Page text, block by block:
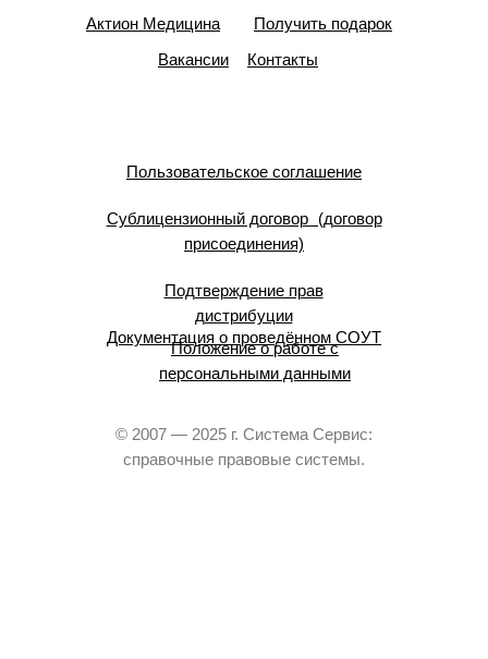
Актион Медицина
Получить подарок
Вакансии
Контакты
Пользовательское соглашение
Сублицензионный договор (договор
присоединения)
Подтверждение прав
дистрибуции
Документация о проведённом СОУТ
Положение о работе с
персональными данными
© 2007 — 2025 г. Система Сервис:
справочные правовые системы.